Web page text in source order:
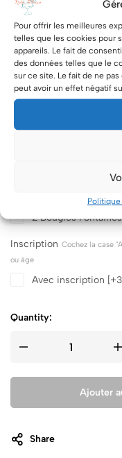
Pour offrir les meilleures
telles que les cookies pour
appareils. Le fait de
des données telles que le
sur ce site. Le fait de ne
peut avoir un effet négatif
Description Thème, code
Suppléments
Croquant
Topper Happy
Topper Mariés
2 Bougies
Inscription Cochez la case
ou âge
Avec inscription
Quantity:
Ajouter
Share